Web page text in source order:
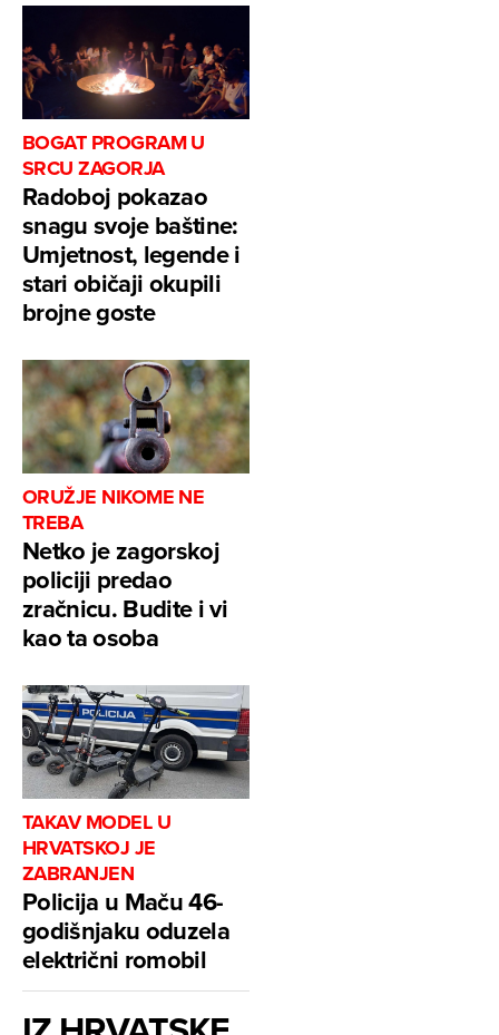
BOGAT PROGRAM U
SRCU ZAGORJA
Radoboj pokazao
snagu svoje baštine:
Umjetnost, legende i
stari običaji okupili
brojne goste
ORUŽJE NIKOME NE
TREBA
Netko je zagorskoj
policiji predao
zračnicu. Budite i vi
kao ta osoba
TAKAV MODEL U
HRVATSKOJ JE
ZABRANJEN
Policija u Maču 46-
godišnjaku oduzela
električni romobil